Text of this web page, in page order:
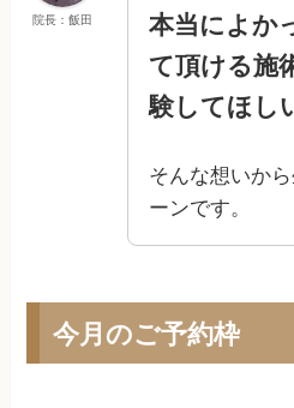
院長：飯田
本当によか
て頂ける施
験してほし
そんな想いか
ーンです。
今月のご予約枠